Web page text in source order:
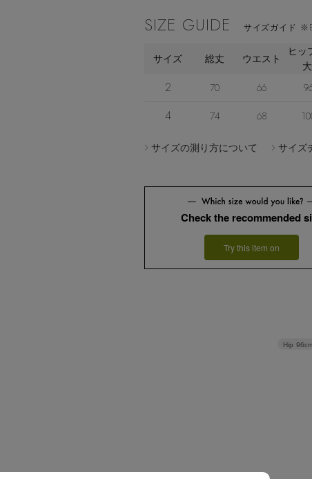
SIZE GUIDE サイズガイド
サイズ 総丈 ウエスト
ヒッ
2 70 66
4 74 68
サイズの測り方について サイズ
Check the recommended
Try this item on
Hip